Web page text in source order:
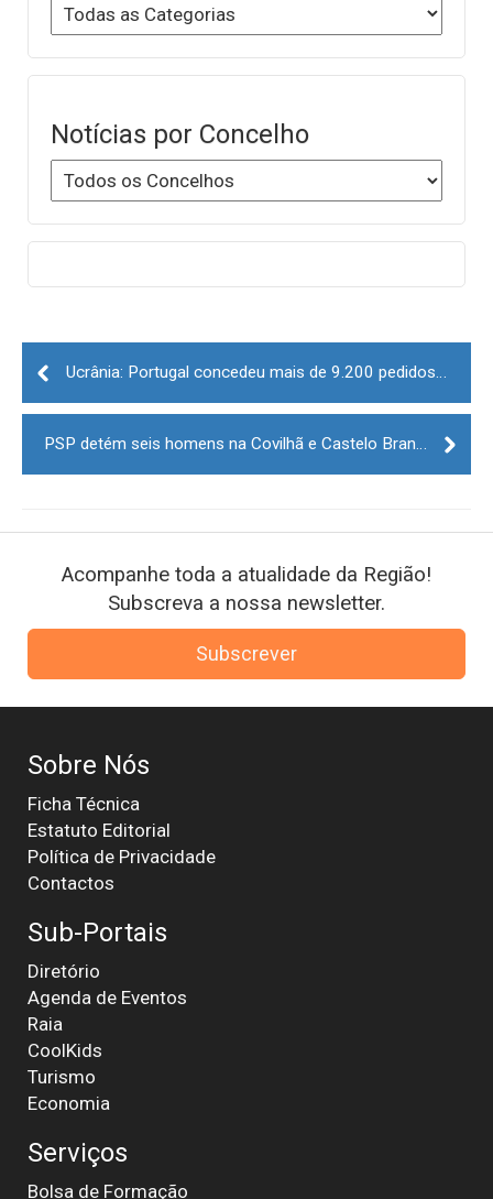
Notícias por Concelho
Post
navigation
Ucrânia: Portugal concedeu mais de 9.200 pedidos de proteção temporária
PSP detém seis homens na Covilhã e Castelo Branco
Acompanhe toda a atualidade da Região!
Subscreva a nossa newsletter.
Subscrever
Sobre Nós
Ficha Técnica
Estatuto Editorial
Política de Privacidade
Contactos
Sub-Portais
Diretório
Agenda de Eventos
Raia
CoolKids
Turismo
Economia
Serviços
Bolsa de Formação